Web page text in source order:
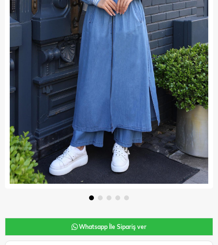
Whatsapp İle Sipariş ver